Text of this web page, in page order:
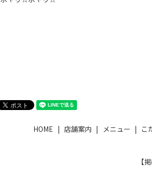
HOME 店舗案内 メニュー こ
【